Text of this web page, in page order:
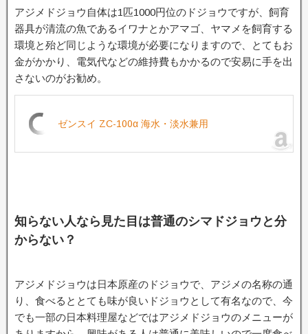
アジメドジョウ自体は1匹1000円位のドジョウですが、飼育
器具が清流の魚であるイワナとかアマゴ、ヤマメを飼育する
環境と殆ど同じような環境が必要になりますので、とてもお
金がかかり、電気代などの維持費もかかるので安易に手を出
さないのがお勧め。
ゼンスイ ZC-100α 海水・淡水兼用
知らない人なら見た目は普通のシマドジョウと分
からない？
アジメドジョウは日本原産のドジョウで、アジメの名称の通
り、食べるととても味が良いドジョウとして有名なので、今
でも一部の日本料理屋などではアジメドジョウのメニューが